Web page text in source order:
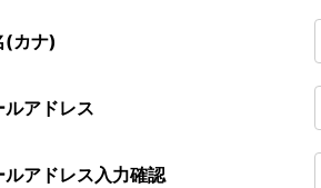
(カナ)
ルアドレス
ルアドレス入力確認